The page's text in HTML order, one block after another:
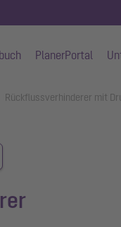
PlanerPortal
Rückflussverhinderer mit